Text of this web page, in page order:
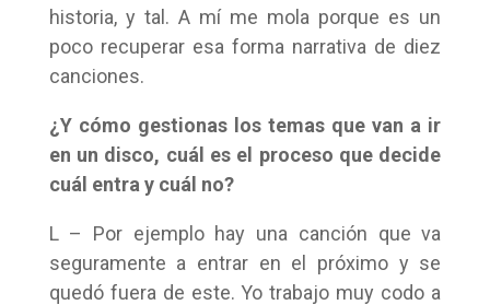
historia, y tal. A mí me mola porque es un
poco recuperar esa forma narrativa de diez
canciones.
¿Y cómo gestionas los temas que van a ir
en un disco, cuál es el proceso que decide
cuál entra y cuál no?
L – Por ejemplo hay una canción que va
seguramente a entrar en el próximo y se
quedó fuera de este. Yo trabajo muy codo a